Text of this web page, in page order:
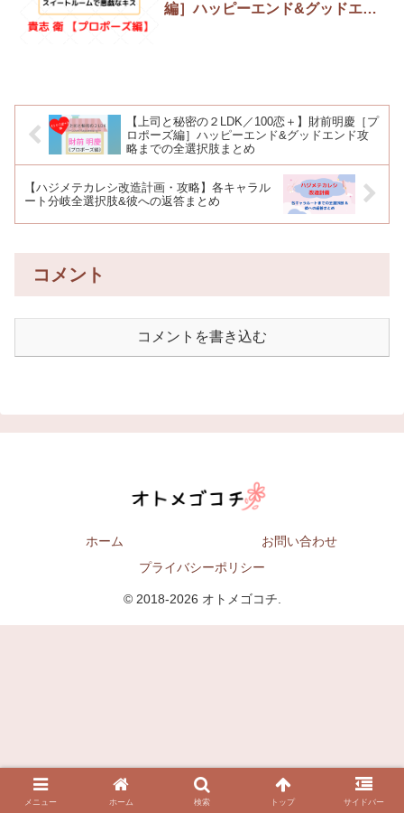
編］ハッピーエンド&グッドエン
【上司と秘密の２LDK／100恋＋】財前明慶［プ
ロポーズ編］ハッピーエンド&グッドエンド攻
略までの全選択肢まとめ
【ハジメテカレシ改造計画・攻略】各キャラル
ート分岐全選択肢&彼への返答まとめ
コメント
コメントを書き込む
ホーム
お問い合わせ
プライバシーポリシー
© 2018-2026 オトメゴコチ.
メニュー ホーム 検索 トップ サイドバー